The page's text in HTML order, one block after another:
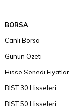
BORSA
Canlı Borsa
Günün Özeti
Hisse Senedi
BIST 30 Hisseleri
BIST 50 Hisseleri